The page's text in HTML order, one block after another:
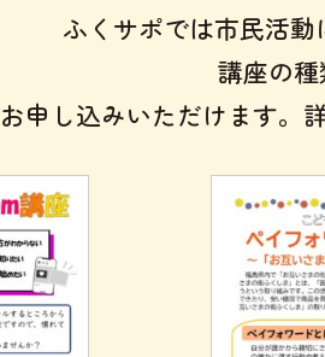
ふくサポでは市民活動
講座の
申し込みいただけます。